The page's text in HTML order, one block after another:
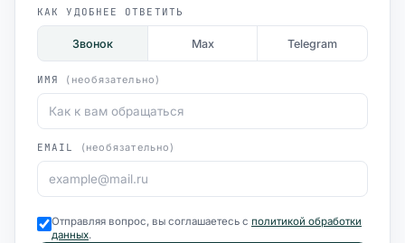
КАК УДОБНЕЕ ОТВЕТИТЬ
Звонок Max Telegram
ИМЯ (необязательно)
EMAIL (необязательно)
Отправляя вопрос, вы соглашаетесь с политикой обработки
данных.